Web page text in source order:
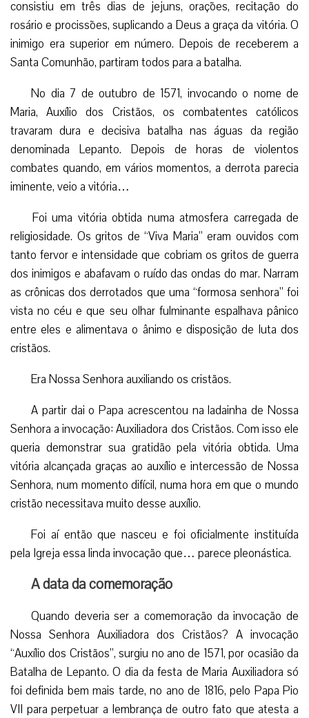
consistiu em três dias de jejuns, orações, recitação do
rosário e procissões, suplicando a Deus a graça da vitória. O
inimigo era superior em número. Depois de receberem a
Santa Comunhão, partiram todos para a batalha.
No dia 7 de outubro de 1571, invocando o nome de
Maria, Auxílio dos Cristãos, os combatentes católicos
travaram dura e decisiva batalha nas águas da região
denominada Lepanto. Depois de horas de violentos
combates quando, em vários momentos, a derrota parecia
iminente, veio a vitória…
Foi uma vitória obtida numa atmosfera carregada de
religiosidade. Os gritos de “Viva Maria” eram ouvidos com
tanto fervor e intensidade que cobriam os gritos de guerra
dos inimigos e abafavam o ruído das ondas do mar. Narram
as crônicas dos derrotados que uma “formosa senhora” foi
vista no céu e que seu olhar fulminante espalhava pânico
entre eles e alimentava o ânimo e disposição de luta dos
cristãos.
Era Nossa Senhora auxiliando os cristãos.
A partir dai o Papa acrescentou na ladainha de Nossa
Senhora a invocação: Auxiliadora dos Cristãos. Com isso ele
queria demonstrar sua gratidão pela vitória obtida. Uma
vitória alcançada graças ao auxílio e intercessão de Nossa
Senhora, num momento difícil, numa hora em que o mundo
cristão necessitava muito desse auxílio.
Foi aí então que nasceu e foi oficialmente instituída
pela Igreja essa linda invocação que… parece pleonástica.
A data da comemoração
Quando deveria ser a comemoração da invocação de
Nossa Senhora Auxiliadora dos Cristãos? A invocação
“Auxílio dos Cristãos”, surgiu no ano de 1571, por ocasião da
Batalha de Lepanto. O dia da festa de Maria Auxiliadora só
foi definida bem mais tarde, no ano de 1816, pelo Papa Pio
VII para perpetuar a lembrança de outro fato que atesta a